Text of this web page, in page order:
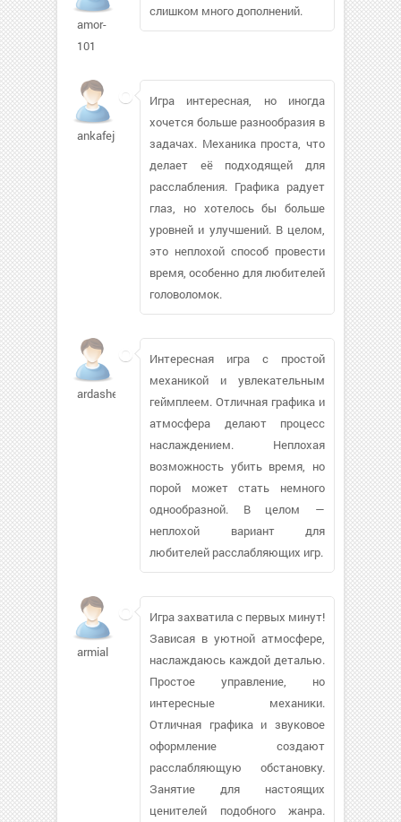
amor-
101
слишком много дополнений.
ankafejka65
Игра интересная, но иногда
хочется больше разнообразия в
задачах. Механика проста, что
делает её подходящей для
расслабления. Графика радует
глаз, но хотелось бы больше
уровней и улучшений. В целом,
это неплохой способ провести
время, особенно для любителей
головоломок.
ardashevai454
Интересная игра с простой
механикой и увлекательным
геймплеем. Отличная графика и
атмосфера делают процесс
наслаждением. Неплохая
возможность убить время, но
порой может стать немного
однообразной. В целом —
неплохой вариант для
любителей расслабляющих игр.
armial
Игра захватила с первых минут!
Зависая в уютной атмосфере,
наслаждаюсь каждой деталью.
Простое управление, но
интересные механики.
Отличная графика и звуковое
оформление создают
расслабляющую обстановку.
Занятие для настоящих
ценителей подобного жанра.